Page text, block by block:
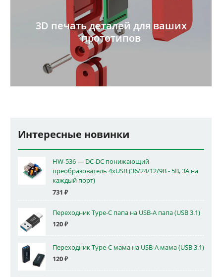
3D печать деталей для ваших
прототипов
Интересные новинки
HW-536 — DC-DC понижающий
преобразователь 4xUSB (36/24/12/9В - 5В, 3А на
каждый порт)
731 ₽
Переходник Type-C папа на USB-A папа (USB 3.1)
120₽
Переходник Type-C мама на USB-A мама (USB 3.1)
120₽